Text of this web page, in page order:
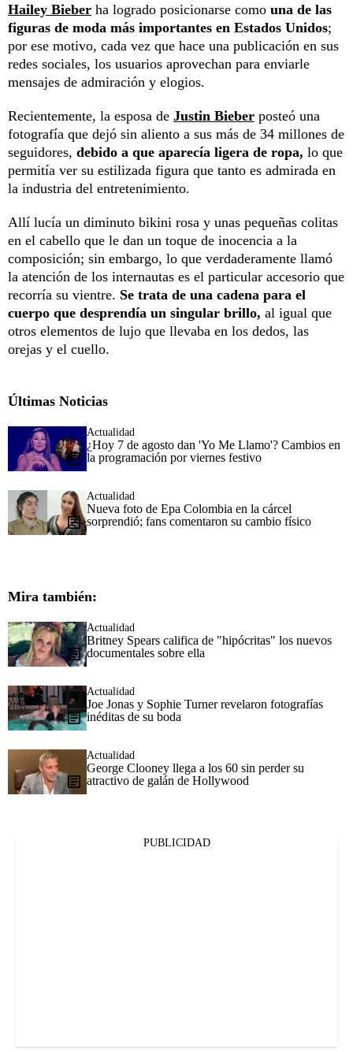
Hailey Bieber ha logrado posicionarse como una de las
figuras de moda más importantes en Estados Unidos;
por ese motivo, cada vez que hace una publicación en sus
redes sociales, los usuarios aprovechan para enviarle
mensajes de admiración y elogios.
Recientemente, la esposa de Justin Bieber posteó una
fotografía que dejó sin aliento a sus más de 34 millones de
seguidores, debido a que aparecía ligera de ropa, lo que
permitía ver su estilizada figura que tanto es admirada en
la industria del entretenimiento.
Allí lucía un diminuto bikini rosa y unas pequeñas colitas
en el cabello que le dan un toque de inocencia a la
composición; sin embargo, lo que verdaderamente llamó
la atención de los internautas es el particular accesorio que
recorría su vientre. Se trata de una cadena para el
cuerpo que desprendía un singular brillo, al igual que
otros elementos de lujo que llevaba en los dedos, las
orejas y el cuello.
Últimas Noticias
Actualidad
¿Hoy 7 de agosto dan 'Yo Me Llamo'? Cambios en
la programación por viernes festivo
Actualidad
Nueva foto de Epa Colombia en la cárcel
sorprendió; fans comentaron su cambio físico
Mira también:
Actualidad
Britney Spears califica de "hipócritas" los nuevos
documentales sobre ella
Actualidad
Joe Jonas y Sophie Turner revelaron fotografías
inéditas de su boda
Actualidad
George Clooney llega a los 60 sin perder su
atractivo de galán de Hollywood
PUBLICIDAD